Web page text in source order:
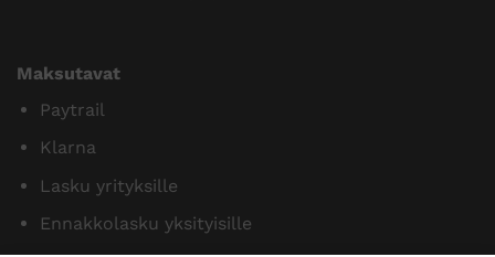
Maksutavat
Paytrail
Klarna
Lasku yrityksille
Ennakkolasku yksityisille